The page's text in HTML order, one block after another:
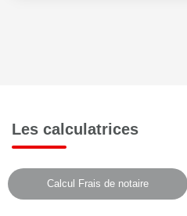
Les calculatrices
Calcul Frais de notaire